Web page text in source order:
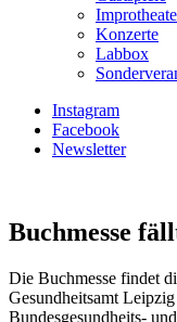
Konzerte
Labbox
Instagram
Facebook
Newsletter
Buchmesse
Die Buchmesse findet
Gesundheitsamt
Bundesgesundheits-